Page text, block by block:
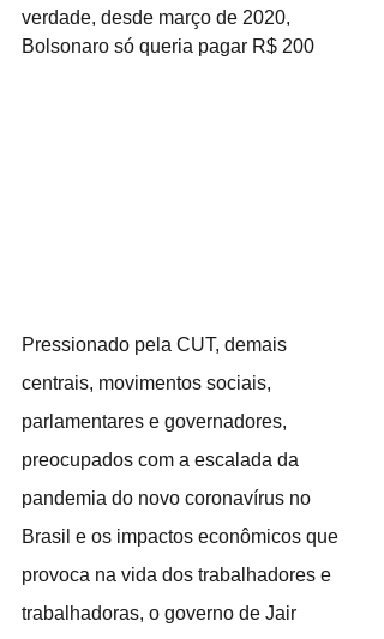
verdade, desde março de 2020,
Bolsonaro só queria pagar R$ 200
Pressionado pela CUT, demais
centrais, movimentos sociais,
parlamentares e governadores,
preocupados com a escalada da
pandemia do novo coronavírus no
Brasil e os impactos econômicos que
provoca na vida dos trabalhadores e
trabalhadoras, o governo de Jair